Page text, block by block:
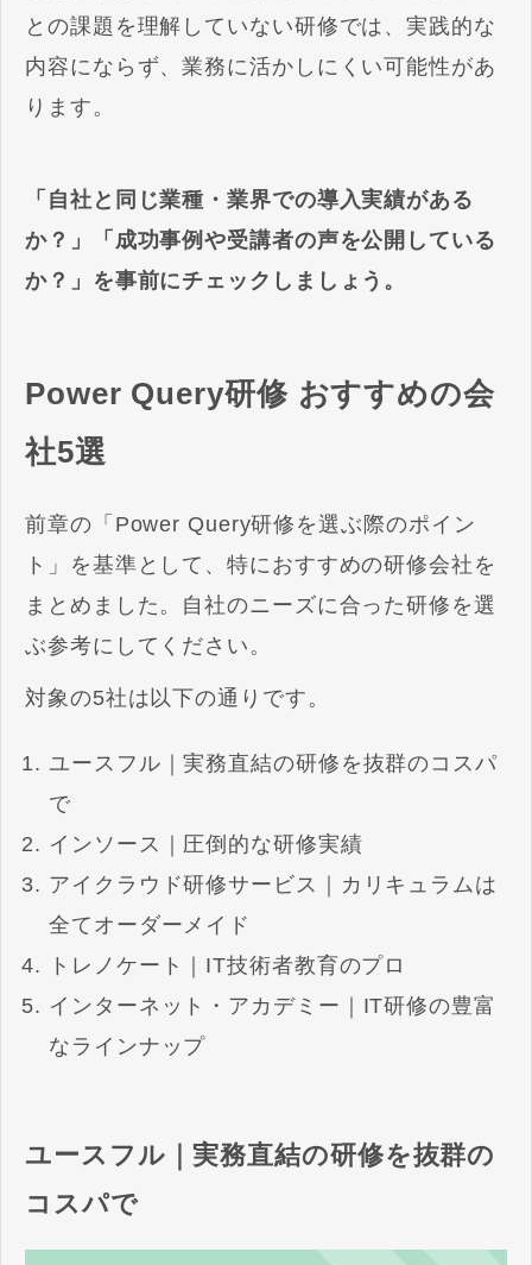
との課題を理解していない研修では、実践的な
内容にならず、業務に活かしにくい可能性があ
ります。
「自社と同じ業種・業界での導入実績がある
か？」「成功事例や受講者の声を公開している
か？」を事前にチェックしましょう。
Power Query研修 おすすめの会
社5選
前章の「Power Query研修を選ぶ際のポイン
ト」を基準として、特におすすめの研修会社を
まとめました。自社のニーズに合った研修を選
ぶ参考にしてください。
対象の5社は以下の通りです。
ユースフル｜実務直結の研修を抜群のコスパ
で
インソース｜圧倒的な研修実績
アイクラウド研修サービス｜カリキュラムは
全てオーダーメイド
トレノケート｜IT技術者教育のプロ
インターネット・アカデミー｜IT研修の豊富
なラインナップ
ユースフル｜実務直結の研修を抜群の
コスパで